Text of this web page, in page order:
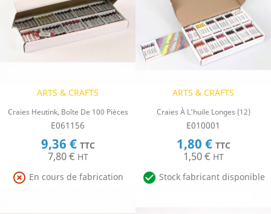
ARTS & CRAFTS
Craies Heutink, Boîte De 100 Pièces
E061156
9,36 € TTC
7,80 € HT
 En cours de fabrication
ARTS & CRAFTS
Craies À L'huile Longes (12)
E010001
1,80 € TTC
1,50 € HT
 Stock fabricant disponible